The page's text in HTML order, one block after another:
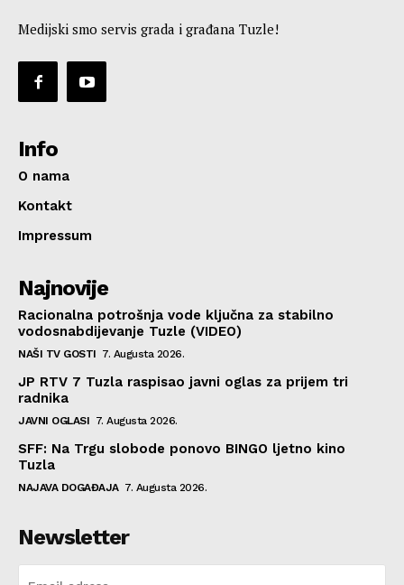
Medijski smo servis grada i građana Tuzle!
Info
O nama
Kontakt
Impressum
Najnovije
Racionalna potrošnja vode ključna za stabilno
vodosnabdijevanje Tuzle (VIDEO)
NAŠI TV GOSTI 7. Augusta 2026.
JP RTV 7 Tuzla raspisao javni oglas za prijem tri
radnika
JAVNI OGLASI 7. Augusta 2026.
SFF: Na Trgu slobode ponovo BINGO ljetno kino
Tuzla
NAJAVA DOGAĐAJA 7. Augusta 2026.
Newsletter